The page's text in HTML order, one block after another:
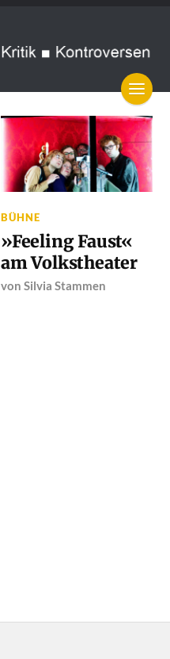
BÜHNE
»Feeling Faust«
am Volkstheater
vonSilvia Stammen